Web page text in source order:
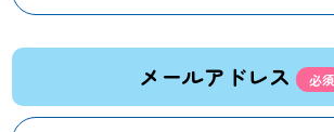
メールアドレス